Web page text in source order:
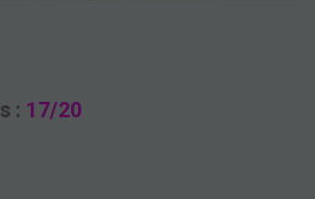
: 17/20